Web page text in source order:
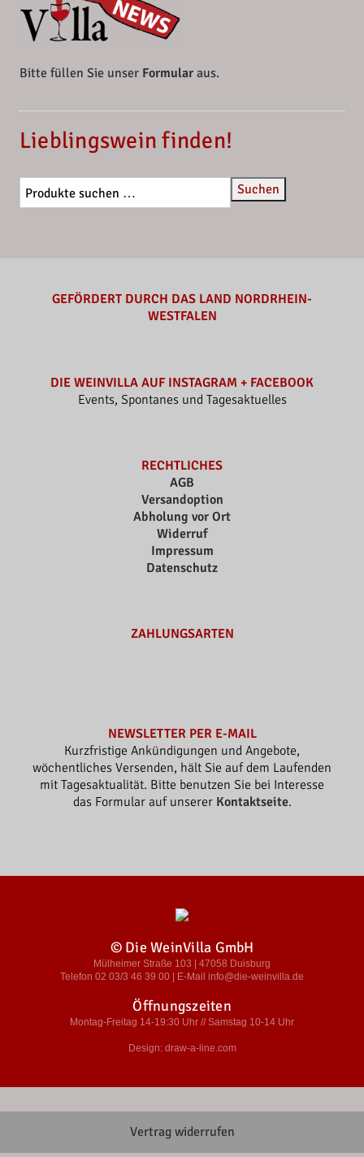
Bitte füllen Sie unser Formularaus.
Lieblingswein finden!
Suchen
GEFÖRDERT DURCH DAS LAND NORDRHEIN-
WESTFALEN
DIE WEINVILLA AUF INSTAGRAM + FACEBOOK
Events, Spontanes und Tagesaktuelles
RECHTLICHES
AGB
Versandoption
Abholung vor Ort
Widerruf
Impressum
Datenschutz
ZAHLUNGSARTEN
NEWSLETTER PER E-MAIL
Kurzfristige Ankündigungen und Angebote,
wöchentliches Versenden, hält Sie auf dem Laufenden
mit Tagesaktualität. Bitte benutzen Sie bei Interesse
das Formular auf unserer Kontaktseite.
© Die WeinVilla GmbH
Mülheimer Straße 103 | 47058 Duisburg
Telefon 02 03/3 46 39 00 | E-Mail info@die-weinvilla.de
Öffnungszeiten
Montag-Freitag 14-19:30 Uhr // Samstag 10-14 Uhr
Design: draw-a-line.com
Vertrag widerrufen